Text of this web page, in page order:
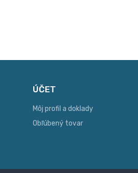
ÚČET
Môj profil a doklady
Obľúbený tovar